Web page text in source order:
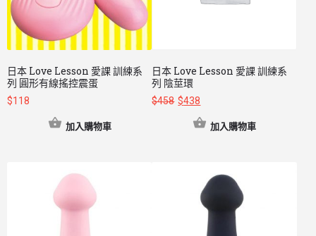
日本 Love Lesson 愛課 訓練系
列 圓形有線搖控震蛋
$118
加入購物車
日本 Love Lesson 愛課 訓練系
列 陰莖環
$458 $438
加入購物車